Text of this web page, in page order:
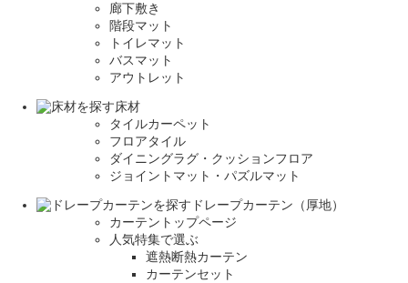
廊下敷き
階段マット
トイレマット
バスマット
アウトレット
床材
タイルカーペット
フロアタイル
ダイニングラグ・クッションフロア
ジョイントマット・パズルマット
ドレープカーテン（厚地）
カーテントップページ
人気特集で選ぶ
遮熱断熱カーテン
カーテンセット